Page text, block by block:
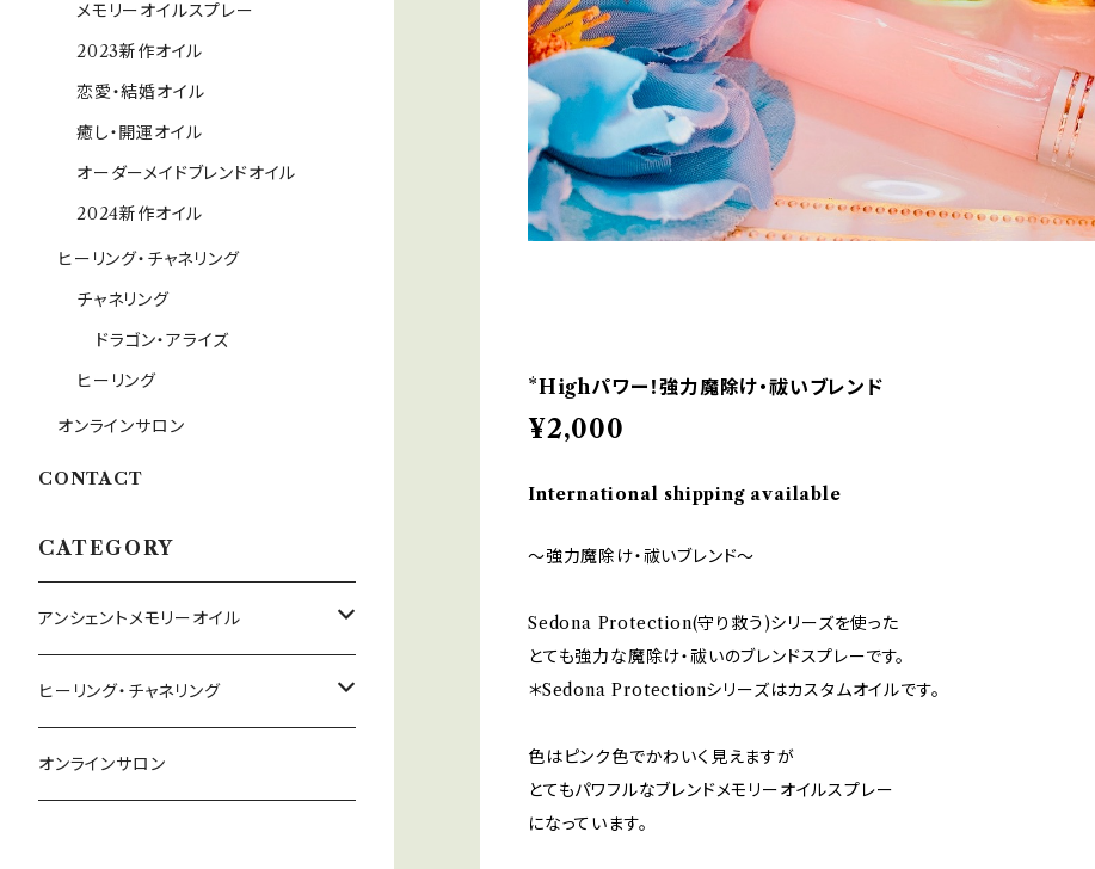
*Highパワー！強力魔除け・祓いブレンド
¥2,000
International shipping available
～強力魔除け・祓いブレンド～
Sedona Protection(守り救う)シリーズを使った
とても強力な魔除け・祓いのブレンドスプレーです。
＊Sedona Protectionシリーズはカスタムオイルです。
色はピンク色でかわいく見えますが
とてもパワフルなブレンドメモリーオイルスプレー
になっています。
メモリーオイルスプレー
2023新作オイル
恋愛・結婚オイル
癒し・開運オイル
オーダーメイドブレンドオイル
2024新作オイル
ヒーリング・チャネリング
チャネリング
ドラゴン・アライズ
ヒーリング
オンラインサロン
CONTACT
CATEGORY
アンシェントメモリーオイル
守り救うシリーズ
2022年新作オイル
ヒーリング・チャネリング
チャネリング
オンラインサロン